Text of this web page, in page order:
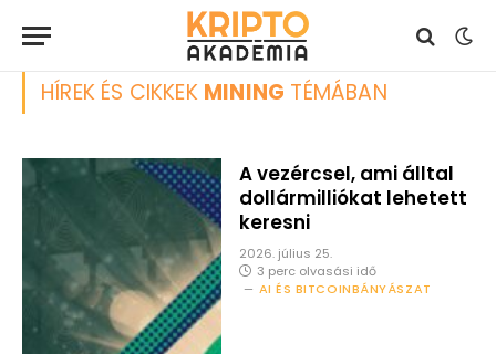
HÍREK ÉS CIKKEK MINING TÉMÁBAN
A vezércsel, ami álltal
dollármilliókat lehetett
keresni
2026. július 25.
3 perc olvasási idő
AI ÉS BITCOINBÁNYÁSZAT